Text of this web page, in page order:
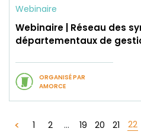
Webinaire
Webinaire | Réseau des
départementaux de
ORGANISÉ PAR
AMORCE
1 2 ... 19 20 21 22